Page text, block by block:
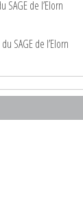
de l’Elorn
SAGE de l’Elorn